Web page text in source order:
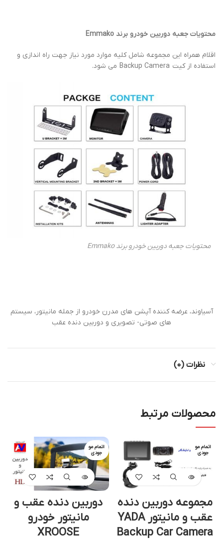
محتویات جعبه دوربین خودرو برند Emmako
اقلام همراه این مجموعه شامل کلیه موارد مورد نیاز جهت راه اندازی و
استفاده از کیت Backup Camera می شود.
محتویات جعبه دوربین خودرو برند Emmako
آسیاوند، عرضه کننده آپشن های مدرن خودرو از جمله مانیتور، سیستم
های صوتی- تصویری و دوربین دنده عقب
نظرات (0)
محصولات مرتبط
اتمام مو
جودی
مجموعه دوربین دنده
عقب و مانیتور YADA
Backup Car Camera
اتمام مو
جودی
دوربین دنده عقب و
مانیتور خودرو
XROOSE